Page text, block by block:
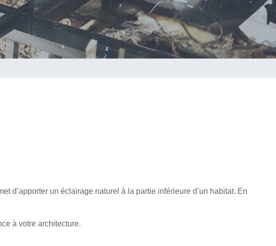
d’apporter un éclairage naturel à la partie inférieure d’un habitat. En
à votre architecture.